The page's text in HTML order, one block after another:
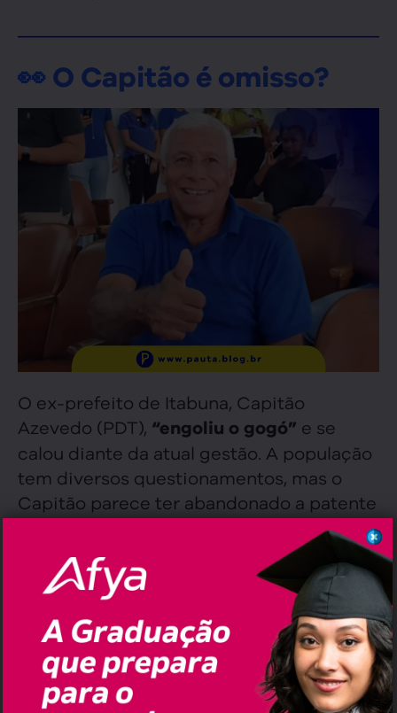
👀 O Capitão é omisso?
O ex-prefeito de Itabuna, Capitão
Azevedo (PDT), “engoliu o gogó” e se
calou diante da atual gestão. A população
tem diversos questionamentos, mas o
Capitão parece ter abandonado a patente
prefere se omitir?
Como líder político e conhecedor do
Centro Administrativo Firmino Alves, o
político deveria se posicionar para
defender os anseios da população e
periciar a pilotagem do prefeito Augusto
Castro. Quase três anos se passaram, mas